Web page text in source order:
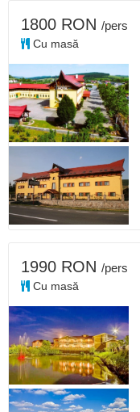
1800 RON /pers
Cu masă
1990 RON /pers
Cu masă